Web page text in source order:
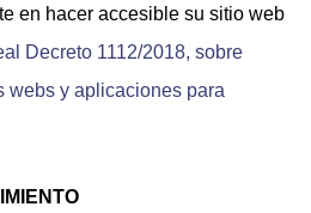
en hacer accesible su sitio web
Decreto 1112/2018, sobre
webs y aplicaciones para